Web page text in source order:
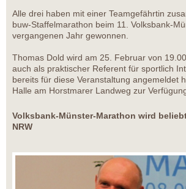
Alle drei haben mit einer Teamgefährtin
buw-Staffelmarathon beim 11. Volksbank-
vergangenen Jahr gewonnen.
Thomas Dold wird am 25. Februar von
auch als praktischer Referent für sportlich
bereits für diese Veranstaltung angemeldet
Halle am Horstmarer Landweg zur
Volksbank-Münster-Marathon wird
NRW